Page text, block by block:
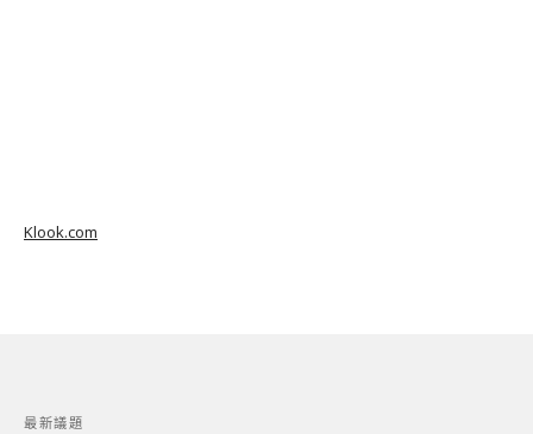
Klook.com
最新議題